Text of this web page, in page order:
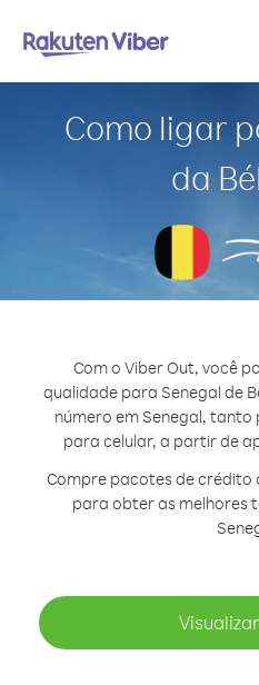
Como ligar
da
Com o Viber Out, você
qualidade para Senegal de
número em Senegal,
para celular, a partir de
Compre pacotes de crédito
para obter as melhores